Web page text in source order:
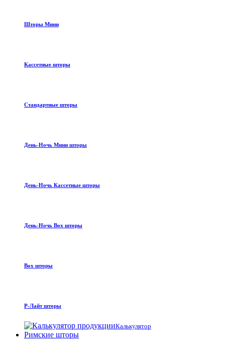
Шторы Мини
Кассетные шторы
Стандартные шторы
День-Ночь Мини шторы
День-Ночь Кассетные шторы
День-Ночь Box шторы
Box шторы
Р-Лайт шторы
Калькулятор
Римские шторы